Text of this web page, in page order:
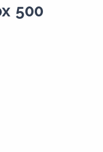
500